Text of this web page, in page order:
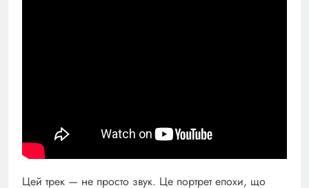
Цей трек — не просто звук. Це портрет епохи, що